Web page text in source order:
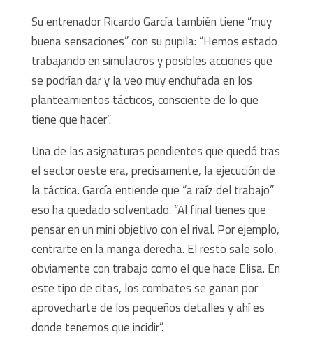
Su entrenador Ricardo García también tiene “muy
buena sensaciones” con su pupila: “Hemos estado
trabajando en simulacros y posibles acciones que
se podrían dar y la veo muy enchufada en los
planteamientos tácticos, consciente de lo que
tiene que hacer”.
Una de las asignaturas pendientes que quedó tras
el sector oeste era, precisamente, la ejecución de
la táctica. García entiende que “a raíz del trabajo”
eso ha quedado solventado. “Al final tienes que
pensar en un mini objetivo con el rival. Por ejemplo,
centrarte en la manga derecha. El resto sale solo,
obviamente con trabajo como el que hace Elisa. En
este tipo de citas, los combates se ganan por
aprovecharte de los pequeños detalles y ahí es
donde tenemos que incidir”.